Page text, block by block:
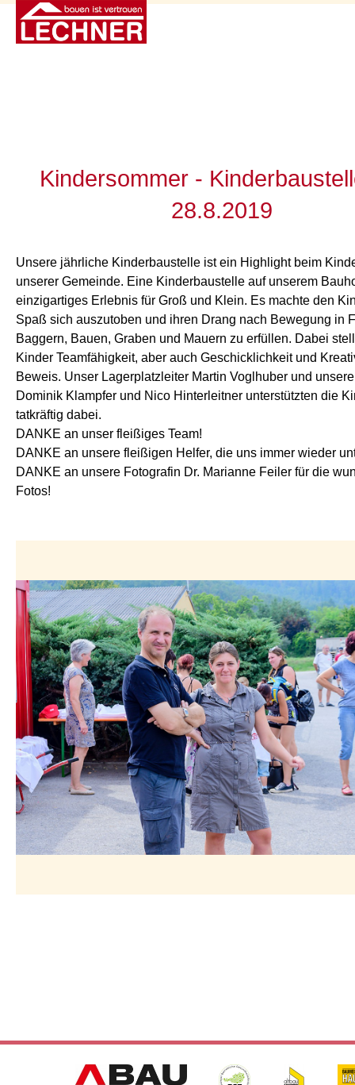
Kindersommer -
28.8.2019
Unsere jährliche Kinderbaustelle ist ein Highlight beim
unserer Gemeinde. Eine Kinderbaustelle auf unserem
einzigartiges Erlebnis für Groß und Klein. Es machte den
Spaß sich auszutoben und ihren Drang nach Bewegung in
Baggern, Bauen, Graben und Mauern zu erfüllen. Dabei
Kinder Teamfähigkeit, aber auch Geschicklichkeit und
Beweis. Unser Lagerplatzleiter Martin Voglhuber und
Dominik Klampfer und Nico Hinterleitner unterstützten die
tatkräftig dabei.
DANKE an unser fleißiges Team!
DANKE an unsere fleißigen Helfer, die uns immer wieder
DANKE an unsere Fotografin Dr. Marianne Feiler für die
Fotos!